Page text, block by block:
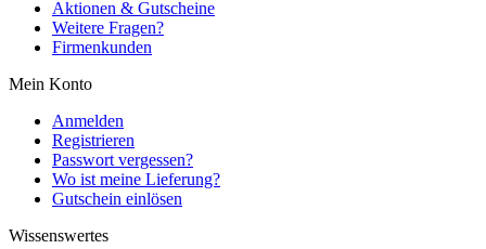
Aktionen & Gutscheine
Weitere Fragen?
Firmenkunden
Mein Konto
Anmelden
Registrieren
Passwort vergessen?
Wo ist meine Lieferung?
Gutschein einlösen
Wissenswertes